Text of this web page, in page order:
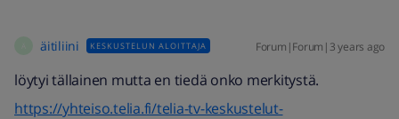
äitiliini KESKUSTELUN ALOITTAJA Forum|Forum|3 years ago
löytyi tällainen mutta en tiedä onko merkitystä.
https://yhteiso.telia.fi/telia-tv-keskustelut-